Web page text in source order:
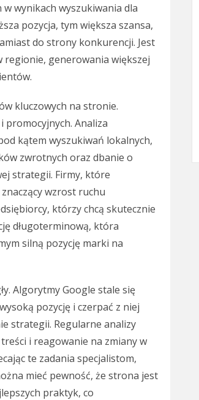
wynikach wyszukiwania dla
pozycja, tym większa szansa,
do strony konkurencji. Jest
regionie, generowania większej
kluczowych na stronie.
promocyjnych. Analiza
kątem wyszukiwań lokalnych,
zwrotnych oraz dbanie o
strategii. Firmy, które
wzrost ruchu
którzy chcą skutecznie
długoterminową, która
silną pozycję marki na
Algorytmy Google stale się
pozycję i czerpać z niej
strategii. Regularne analizy
i reagowanie na zmiany w
te zadania specjalistom,
mieć pewność, że strona jest
praktyk, co